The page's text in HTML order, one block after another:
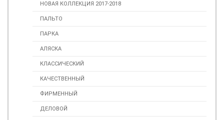
НОВАЯ КОЛЛЕКЦИЯ 2017-2018
ПАЛЬТО
ПАРКА
АЛЯСКА
КЛАССИЧЕСКИЙ
КАЧЕСТВЕННЫЙ
ФИРМЕННЫЙ
ДЕЛОВОЙ